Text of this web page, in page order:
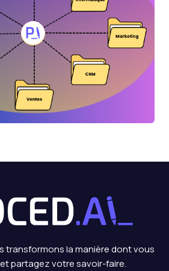
transformons la manière dont vous
partagez votre savoir-faire.